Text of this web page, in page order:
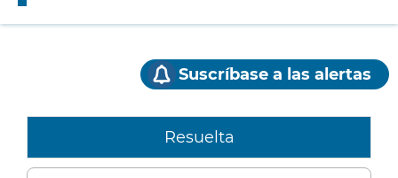
Suscríbase a las alertas
Resuelta